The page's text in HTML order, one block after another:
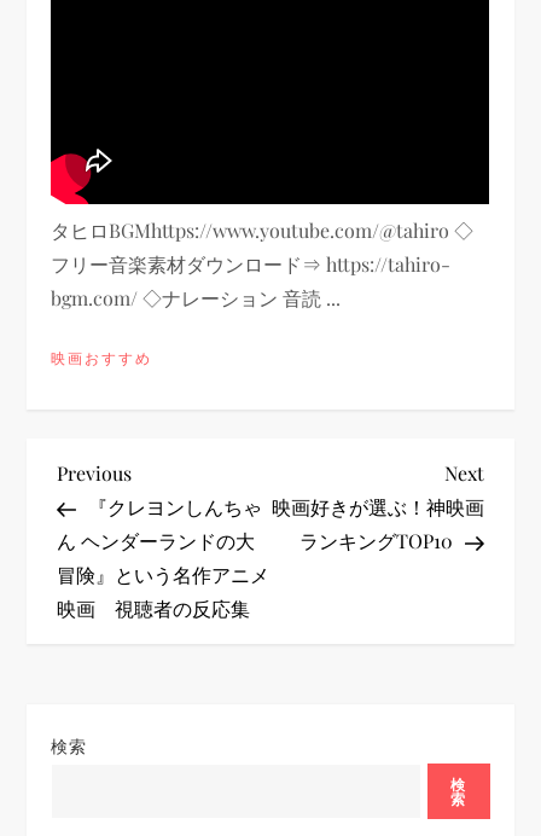
タヒロBGMhttps://www.youtube.com/@tahiro ◇
フリー音楽素材ダウンロード⇒ https://tahiro-
bgm.com/ ◇ナレーション 音読 ...
映画おすすめ
投
稿
ナ
ー
Previous
Post
Previous
『クレヨンしんちゃ
ん ヘンダーランドの大
冒険』という名作アニメ
映画 視聴者の反応集
Next
Post
Next
映画好きが選ぶ！神映画
ランキングTOP10
検索
検
索